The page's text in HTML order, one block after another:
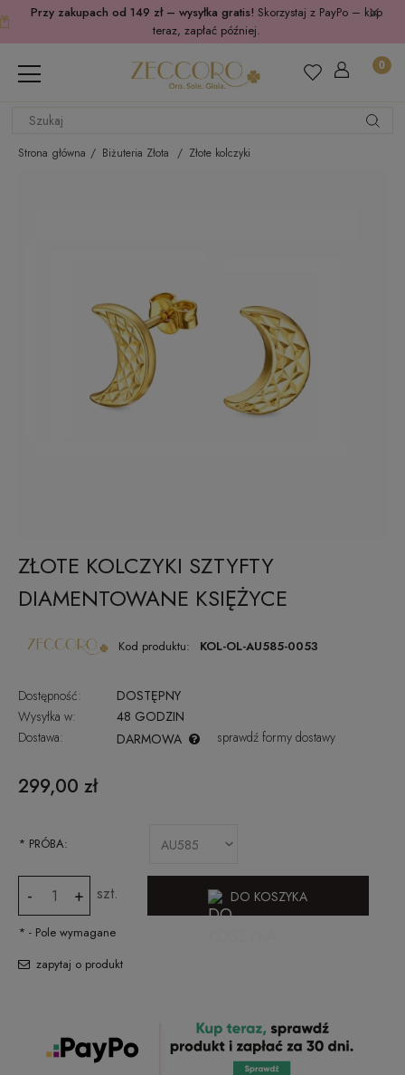
Przy zakupach od 149 zł – wysyłka gratis! Skorzystaj z PayPo – kup
teraz, zapłać później.
Strona główna Biżuteria Złota Złote kolczyki
ZŁOTE KOLCZYKI SZTYFTY
DIAMENTOWANE KSIĘŻYCE
Kod produktu: KOL-OL-AU585-0053
Dostępność:
DOSTĘPNY
Wysyłka w:
48 GODZIN
Dostawa:
DARMOWA sprawdź formy dostawy
299,00 zł
* PRÓBA:
- + szt. DO KOSZYKA
* - Pole wymagane
zapytaj o produkt